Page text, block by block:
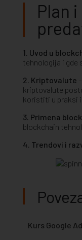
Plan
1. Uvod u
tehnologija i gde
2. Kriptovalute
kriptovalute
koristiti u praksi
3. Primena
blockchain
4. Trendovi i
Kurs Google